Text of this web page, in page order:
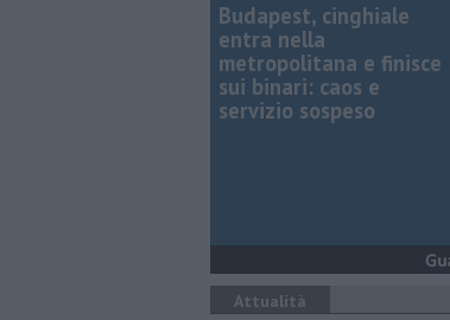
Budapest, cinghiale
entra nella
metropolitana e finisce
sui binari: caos e
servizio sospeso
Attualità